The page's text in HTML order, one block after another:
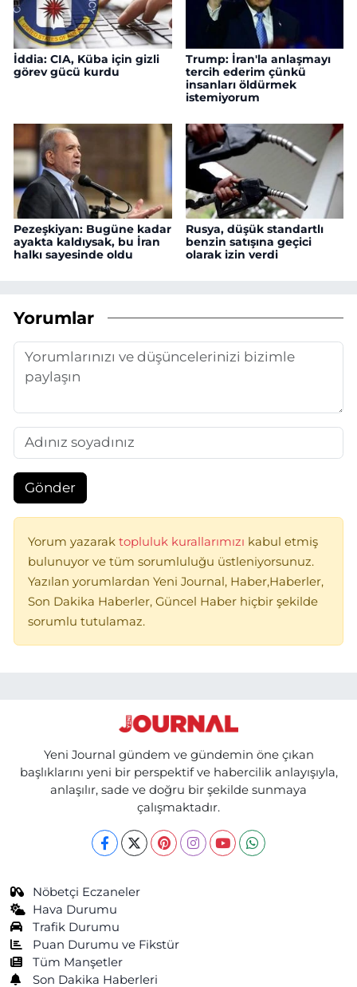
İddia: CIA, Küba için gizli
görev gücü kurdu
Trump: İran'la anlaşmayı
tercih ederim çünkü
insanları öldürmek
istemiyorum
Pezeşkiyan: Bugüne kadar
ayakta kaldıysak, bu İran
halkı sayesinde oldu
Rusya, düşük standartlı
benzin satışına geçici
olarak izin verdi
Yorumlar
Gönder
Yorum yazarak topluluk kurallarımızı kabul etmiş
bulunuyor ve tüm sorumluluğu üstleniyorsunuz.
Yazılan yorumlardan Yeni Journal, Haber,Haberler,
Son Dakika Haberler, Güncel Haber hiçbir şekilde
sorumlu tutulamaz.
Yeni Journal gündem ve gündemin öne çıkan
başlıklarını yeni bir perspektif ve habercilik anlayışıyla,
anlaşılır, sade ve doğru bir şekilde sunmaya
çalışmaktadır.
Nöbetçi Eczaneler
Hava Durumu
Trafik Durumu
Puan Durumu ve Fikstür
Tüm Manşetler
Son Dakika Haberleri